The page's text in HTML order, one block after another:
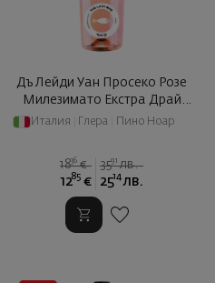
Дъ Лейди Уан Просеко Розе
Милезимато Екстра Драй
2024
Италия Глера Пино Ноар
1836 € 3591 лв.
1285 € 2514 лв.